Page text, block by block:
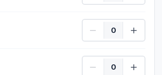
ребенок Количество
ребенок Количество